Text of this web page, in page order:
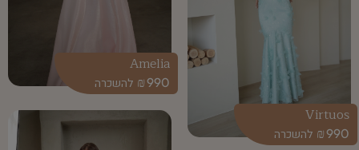
990
₪
Virtuos
990
₪
Amelia